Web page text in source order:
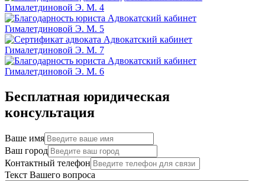
Бесплатная юридическая
консультация
Ваше имя
Ваш город
Контактный телефон
Текст Вашего вопроса